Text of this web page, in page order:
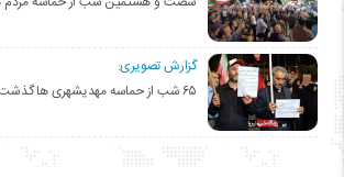
گزارش تصویری:
۶۵ شب از حماسه مهدیشهری ها گذشت